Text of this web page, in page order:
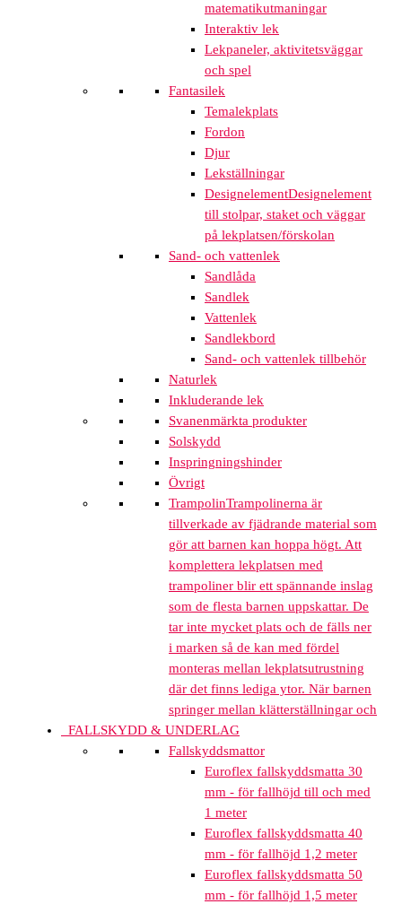
matematikutmaningar
Interaktiv lek
Lekpaneler, aktivitetsväggar
och spel
Fantasilek
Temalekplats
Fordon
Djur
Lekställningar
DesignelementDesignelement
till stolpar, staket och väggar
på lekplatsen/förskolan
Sand- och vattenlek
Sandlåda
Sandlek
Vattenlek
Sandlekbord
Sand- och vattenlek tillbehör
Naturlek
Inkluderande lek
Svanenmärkta produkter
Solskydd
Inspringningshinder
Övrigt
TrampolinTrampolinerna är
tillverkade av fjädrande material som
gör att barnen kan hoppa högt. Att
komplettera lekplatsen med
trampoliner blir ett spännande inslag
som de flesta barnen uppskattar. De
tar inte mycket plats och de fälls ner
i marken så de kan med fördel
monteras mellan lekplatsutrustning
där det finns lediga ytor. När barnen
springer mellan klätterställningar och
FALLSKYDD & UNDERLAG
Fallskyddsmattor
Euroflex fallskyddsmatta 30
mm - för fallhöjd till och med
1 meter
Euroflex fallskyddsmatta 40
mm - för fallhöjd 1,2 meter
Euroflex fallskyddsmatta 50
mm - för fallhöjd 1,5 meter